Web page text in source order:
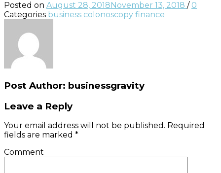
Posted on August 28, 2018November 13, 2018 / 0
Categories business colonoscopy finance
Post Author: businessgravity
Leave a Reply
Your email address will not be published. Required
fields are marked *
Comment